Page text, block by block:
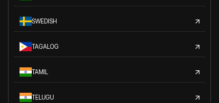
SWEDISH
TAGALOG
TAMIL
TELUGU